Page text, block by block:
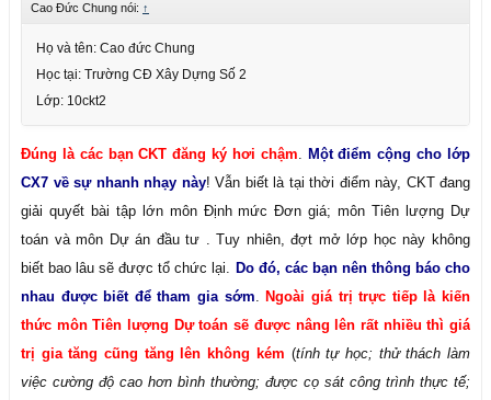
Cao Đức Chung nói: ↑
Họ và tên: Cao đức Chung
Học tại: Trường CĐ Xây Dựng Số 2
Lớp: 10ckt2
Đúng là các bạn CKT đăng ký hơi chậm. Một điểm cộng cho lớp
CX7 về sự nhanh nhạy này! Vẫn biết là tại thời điểm này, CKT đang
giải quyết bài tập lớn môn Định mức Đơn giá; môn Tiên lượng Dự
toán và môn Dự án đầu tư . Tuy nhiên, đợt mở lớp học này không
biết bao lâu sẽ được tổ chức lại. Do đó, các bạn nên thông báo cho
nhau được biết để tham gia sớm. Ngoài giá trị trực tiếp là kiến
thức môn Tiên lượng Dự toán sẽ được nâng lên rất nhiều thì giá
trị gia tăng cũng tăng lên không kém (tính tự học; thử thách làm
việc cường độ cao hơn bình thường; được cọ sát công trình thực tế;